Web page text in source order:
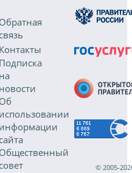
Обратная
связь
Контакты
Подписка
на
новости
Об
использовании
информации
сайта
Общественный
совет
© 2005-